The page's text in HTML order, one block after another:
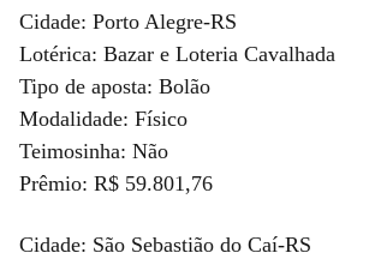
Cidade: Porto Alegre-RS
Lotérica: Bazar e Loteria Cavalhada
Tipo de aposta: Bolão
Modalidade: Físico
Teimosinha: Não
Prêmio: R$ 59.801,76
Cidade: São Sebastião do Caí-RS